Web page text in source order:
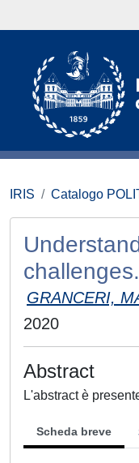
IRIS Catalogo
GRANCERI,
2020
Abstract
L'abstract è
Scheda breve